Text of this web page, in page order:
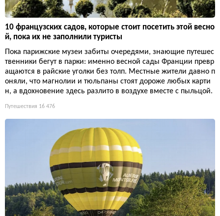
10 французских садов, которые стоит посетить этой весно
й, пока их не заполнили туристы
Пока парижские музеи забиты очередями, знающие путешес
твенники бегут в парки: именно весной сады Франции превр
ащаются в райские уголки без толп. Местные жители давно п
оняли, что магнолии и тюльпаны стоят дороже любых карти
н, а вдохновение здесь разлито в воздухе вместе с пыльцой.
Путешествия 16 476